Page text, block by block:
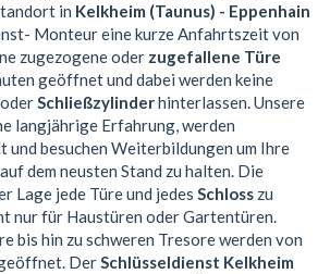
in Kelkheim (Taunus) - Eppenhain
Monteur eine kurze Anfahrtszeit von
zugezogene oder zugefallene Türe
geöffnet und dabei werden keine
Schließzylinderhinterlassen. Unsere
langjährige Erfahrung, werden
und besuchen Weiterbildungen um Ihre
dem neusten Stand zu halten. Die
Lage jede Türe und jedes Schloss zu
nur für Haustüren oder Gartentüren.
bis hin zu schweren Tresore werden von
DerSchlüsseldienst Kelkheim